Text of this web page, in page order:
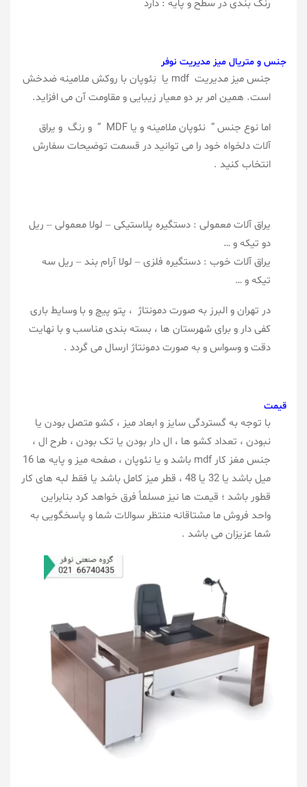
رنگ بندی در سطح و پایه : دارد
جنس و متریال میز مدیریت نوفر
جنس میز مدیریت mdf یا نِئوپان با روکش ملامینه ضدخش
است. همین امر بر دو معیار زیبایی و مقاومت آن می افزاید.
اما نوع جنس ” نئوپان ملامینه و یا MDF ” و رنگ و یراق
آلات دلخواه خود را می توانید در قسمت توضیحات سفارش
انتخاب کنید .
یراق آلات معمولی : دستگیره پلاستیکی – لولا معمولی – ریل
دو تیکه و …
یراق آلات خوب : دستگیره فلزی – لولا آرام بند – ریل سه
تیکه و …
در تهران و البرز به صورت دمونتاژ ، پتو پیچ و با وسایط باری
کفی دار و برای شهرستان ها ، بسته بندی مناسب و با نهایت
دقت و وسواس و به صورت دمونتاژ ارسال می گردد .
قیمت
با توجه به گستردگی سایز و ابعاد میز ، کشو متصل بودن یا
نبودن ، تعداد کشو ها ، ال دار بودن یا تک بودن ، طرح ال ،
جنس مغز کار mdf باشد و یا نئوپان ، صفحه میز و پایه ها 16
میل باشد یا 32 یا 48 ، قطر میز کامل باشد یا فقط لبه های کار
قطور باشد ؛ قیمت ها نیز مسلماً فرق خواهد کرد بنابراین
واحد فروش ما مشتاقانه منتظر سوالات شما و پاسخگویی به
شما عزیزان می باشد .